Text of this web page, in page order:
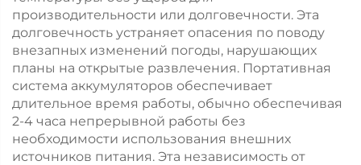
производительности или долговечности. Эта
долговечность устраняет опасения по поводу
внезапных изменений погоды, нарушающих
планы на открытые развлечения. Портативная
система аккумуляторов обеспечивает
длительное время работы, обычно обеспечивая
2-4 часа непрерывной работы без
необходимости использования внешних
источников питания. Эта независимость от